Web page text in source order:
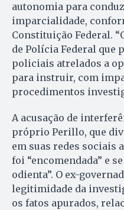
autonomia para
imparcialidade,
Constituição Federal.
de Polícia Federal que
policiais atrelados a
para instruir, com
procedimentos
A acusação de
próprio Perillo, que
em suas redes sociais
foi “encomendada” e
odienta”. O ex-
legitimidade da
os fatos apurados,